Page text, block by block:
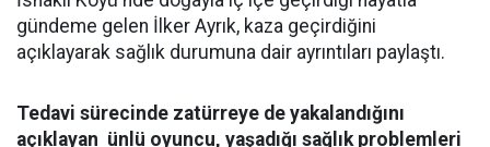
gündeme gelen İlker Ayrık, kaza geçirdiğini
açıklayarak sağlık durumuna dair ayrıntıları paylaştı.
Tedavi sürecinde zatürreye de yakalandığını
açıklayan ünlü oyuncu, yaşadığı sağlık problemleri